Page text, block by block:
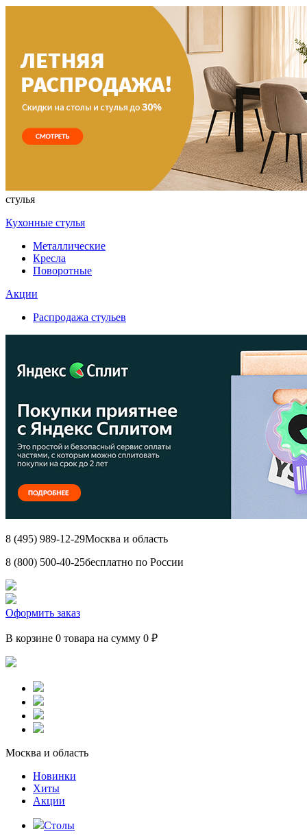
стулья
Кухонные стулья
Металлические
Кресла
Поворотные
Акции
Распродажа стульев
8 (495) 989-12-29Москва и область
8 (800) 500-40-25бесплатно по России
Оформить заказ
В корзине 0 товара на сумму 0 ₽
Москва и область
Новинки
Хиты
Акции
Столы